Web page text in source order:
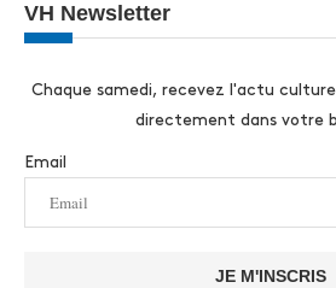
VH Newsletter
Chaque samedi, recevez l'actu
directement dans votre
Email
JE M'INSCRIS